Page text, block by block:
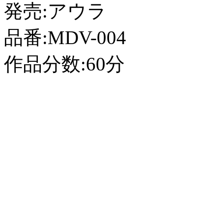
発売:アウラ
品番:MDV-004
作品分数:60分